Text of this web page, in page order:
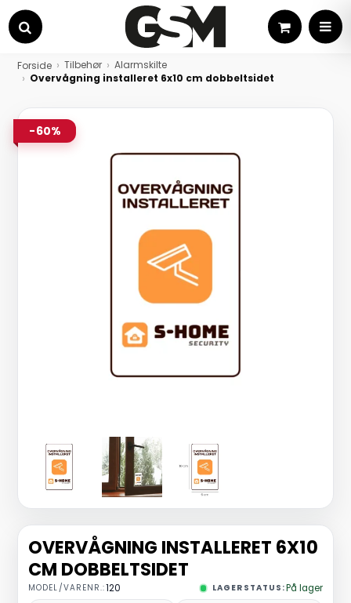
Søg
Kurv
Forside Tilbehør
Alarmskilte
Overvågning installeret 6x10 cm dobbeltsidet
-60%
OVERVÅGNING INSTALLERET 6X10
CM DOBBELTSIDET
MODEL/VARENR.:120 LAGERSTATUS:På lager